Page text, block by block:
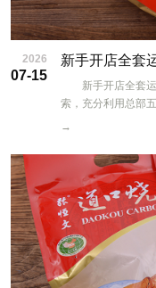
2026
07-15
新手开店全套
新手开店全套运
索，充分利用总部
技术。 第二借力
提供标准化门店装
本，门头、展示柜
烧鸡手提袋、真空
统一。 第四活用
出烧鸡尝鲜价、老
案，教社群运营、
经营商圈，杜绝同
→